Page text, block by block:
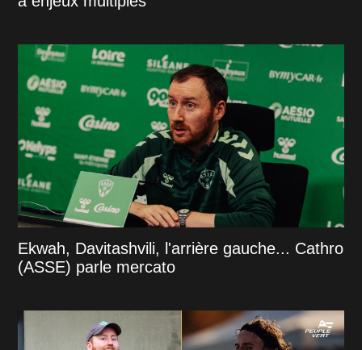
Ekwah, Davitashvili, l'arrière gauche... Cathro
(ASSE) parle mercato